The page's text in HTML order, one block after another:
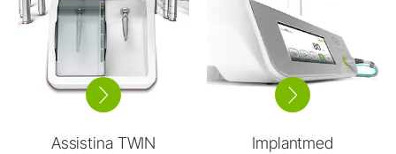
Assistina TWIN Implantmed